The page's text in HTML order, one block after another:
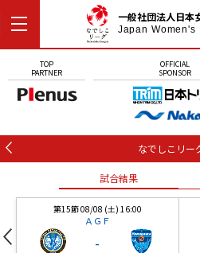
一般社団法人日本
Japan Women's
TOP
PARTNER
OFFICIAL
SPONSOR
なでしこリー
試合結果
第15節 08/08 (土) 16:00
ＡＧＦ
-